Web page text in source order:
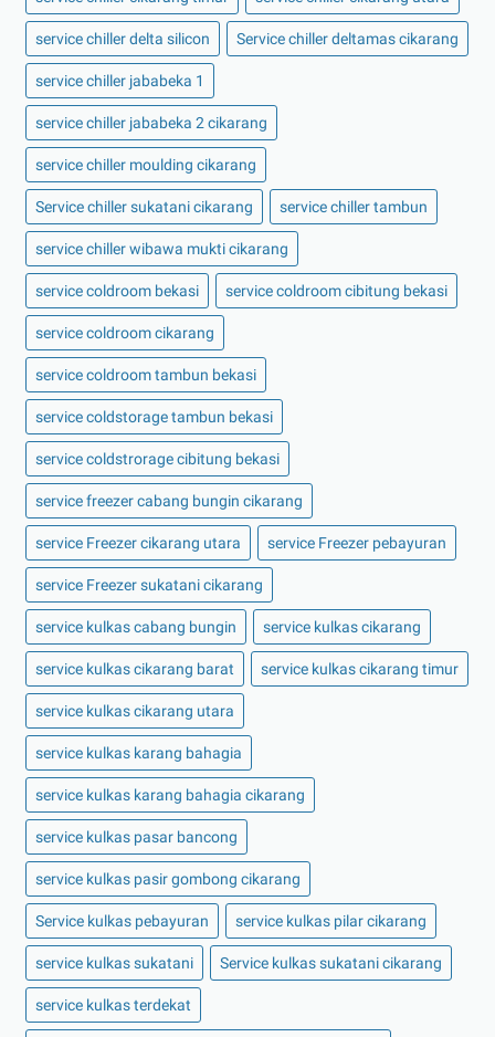
service chiller delta silicon Service chiller deltamas cikarang
service chiller jababeka 1
service chiller jababeka 2 cikarang
service chiller moulding cikarang
Service chiller sukatani cikarang service chiller tambun
service chiller wibawa mukti cikarang
service coldroom bekasi service coldroom cibitung bekasi
service coldroom cikarang
service coldroom tambun bekasi
service coldstorage tambun bekasi
service coldstrorage cibitung bekasi
service freezer cabang bungin cikarang
service Freezer cikarang utara service Freezer pebayuran
service Freezer sukatani cikarang
service kulkas cabang bungin service kulkas cikarang
service kulkas cikarang barat service kulkas cikarang timur
service kulkas cikarang utara
service kulkas karang bahagia
service kulkas karang bahagia cikarang
service kulkas pasar bancong
service kulkas pasir gombong cikarang
Service kulkas pebayuran service kulkas pilar cikarang
service kulkas sukatani Service kulkas sukatani cikarang
service kulkas terdekat